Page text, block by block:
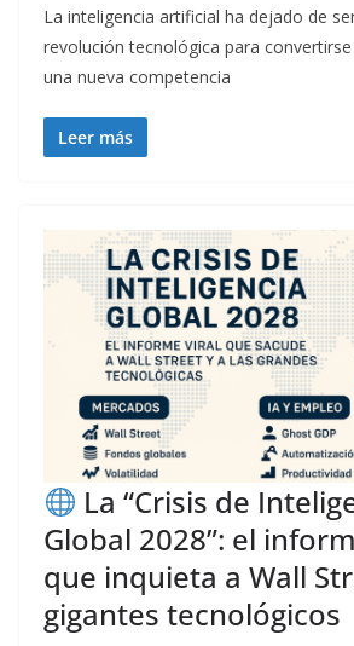
La inteligencia artificial ha dejado de
revolución tecnológica para
una nueva competencia
Leer más
La “Crisis de
Global 2028”: el
que inquieta a Wall
gigantes tecnológicos